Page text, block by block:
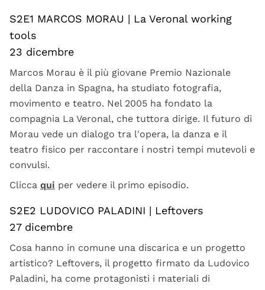
S2E1 MARCOS MORAU | La Veronal working
tools
23 dicembre
Marcos Morau è il più giovane Premio Nazionale
della Danza in Spagna, ha studiato fotografia,
movimento e teatro. Nel 2005 ha fondato la
compagnia La Veronal, che tuttora dirige. Il futuro di
Morau vede un dialogo tra l'opera, la danza e il
teatro fisico per raccontare i nostri tempi mutevoli e
convulsi.
Clicca qui per vedere il primo episodio.
S2E2 LUDOVICO PALADINI | Leftovers
27 dicembre
Cosa hanno in comune una discarica e un progetto
artistico? Leftovers, il progetto firmato da Ludovico
Paladini, ha come protagonisti i materiali di